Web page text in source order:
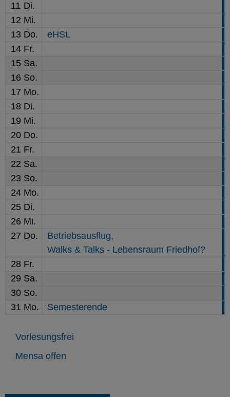
11 Di.
12 Mi.
13 Do.
eHSL
14 Fr.
15 Sa.
16 So.
17 Mo.
18 Di.
19 Mi.
20 Do.
21 Fr.
22 Sa.
23 So.
24 Mo.
25 Di.
26 Mi.
27 Do.
Betriebsausflug,
Walks & Talks - Lebensraum Friedhof?
28 Fr.
29 Sa.
30 So.
31 Mo. Semesterende
Vorlesungsfrei
Mensa offen